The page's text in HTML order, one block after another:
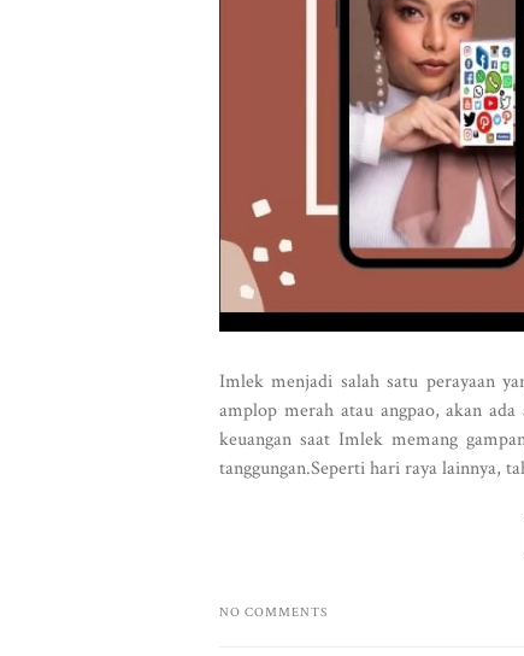
Imlek menjadi salah satu perayaan
amplop merah atau angpao, akan
keuangan saat Imlek memang
tanggungan.Seperti hari raya lainnya,
NO COMMENTS